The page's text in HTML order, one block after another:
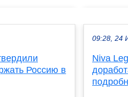
Россию в
09:28, 24
Niva